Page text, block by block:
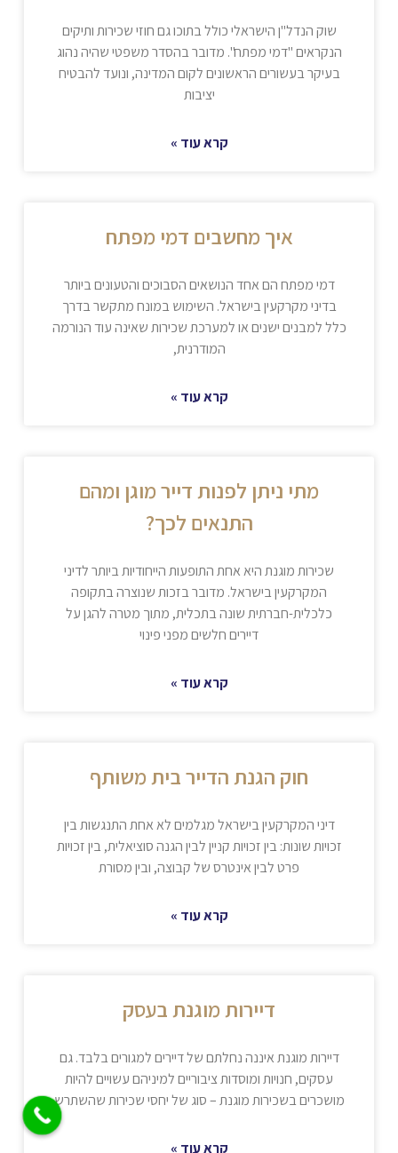
שוק הנדל"ן הישראלי כולל בתוכו גם חוזי שכירות ותיקים
הנקראים "דמי מפתח". מדובר בהסדר משפטי שהיה נהוג
בעיקר בעשורים הראשונים לקום המדינה, ונועד להבטיח
יציבות
קרא עוד »
איך מחשבים דמי מפתח
דמי מפתח הם אחד הנושאים הסבוכים והטעונים ביותר
בדיני מקרקעין בישראל. השימוש במונח מתקשר בדרך
כלל למבנים ישנים או למערכת שכירות שאינה עוד הנורמה
המודרנית,
קרא עוד »
מתי ניתן לפנות דייר מוגן ומהם
התנאים לכך?
שכירות מוגנת היא אחת התופעות הייחודיות ביותר לדיני
המקרקעין בישראל. מדובר בזכות שנוצרה בתקופה
כלכלית-חברתית שונה בתכלית, מתוך מטרה להגן על
דיירים חלשים מפני פינוי
קרא עוד »
חוק הגנת הדייר בית משותף
דיני המקרקעין בישראל מגלמים לא אחת התנגשות בין
זכויות שונות: בין זכויות קניין לבין הגנה סוציאלית, בין זכויות
פרט לבין אינטרס של קבוצה, ובין מסורת
קרא עוד »
דיירות מוגנת בעסק
דיירות מוגנת איננה נחלתם של דיירים למגורים בלבד. גם
עסקים, חנויות ומוסדות ציבוריים למיניהם עשויים להיות
מושכרים בשכירות מוגנת – סוג של יחסי שכירות שהשתרש
קרא עוד »